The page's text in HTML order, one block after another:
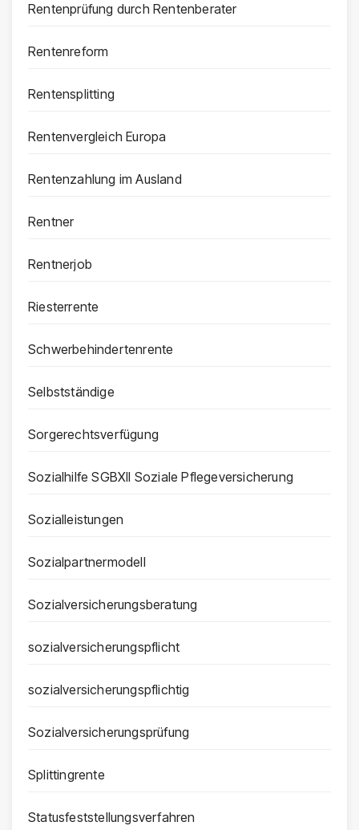
Rentenprüfung durch Rentenberater
Rentenreform
Rentensplitting
Rentenvergleich Europa
Rentenzahlung im Ausland
Rentner
Rentnerjob
Riesterrente
Schwerbehindertenrente
Selbstständige
Sorgerechtsverfügung
Sozialhilfe SGBXII Soziale Pflegeversicherung
Sozialleistungen
Sozialpartnermodell
Sozialversicherungsberatung
sozialversicherungspflicht
sozialversicherungspflichtig
Sozialversicherungsprüfung
Splittingrente
Statusfeststellungsverfahren